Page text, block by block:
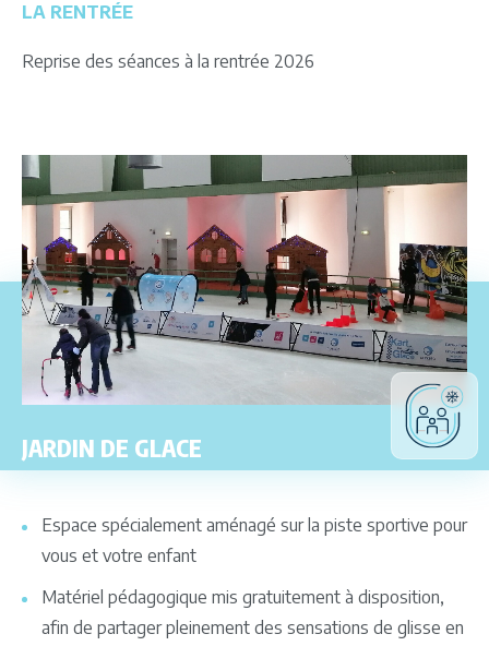
LA RENTRÉE
Reprise des séances à la rentrée 2026
Espace spécialement aménagé sur la piste sportive pour
vous et votre enfant
Matériel pédagogique mis gratuitement à disposition,
afin de partager pleinement des sensations de glisse en
JARDIN DE GLACE